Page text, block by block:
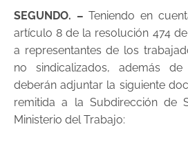
SEGUNDO. – Teniendo en
artículo 8 de la resolución 474
a representantes de los
no sindicalizados, además
deberán adjuntar la siguiente
remitida a la Subdirección de
Ministerio del Trabajo: